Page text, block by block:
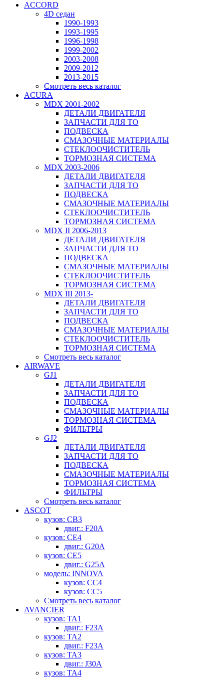
ACCORD
4D седан
1990-1993
1993-1995
1996-1998
1999-2002
2003-2008
2009-2012
2013-2015
Смотреть весь каталог
ACURA
MDX 2001-2002
ДЕТАЛИ ДВИГАТЕЛЯ
ЗАПЧАСТИ ДЛЯ ТО
ПОДВЕСКА
СМАЗОЧНЫЕ МАТЕРИАЛЫ
СТЕКЛООЧИСТИТЕЛЬ
ТОРМОЗНАЯ СИСТЕМА
MDX 2003-2006
ДЕТАЛИ ДВИГАТЕЛЯ
ЗАПЧАСТИ ДЛЯ ТО
ПОДВЕСКА
СМАЗОЧНЫЕ МАТЕРИАЛЫ
СТЕКЛООЧИСТИТЕЛЬ
ТОРМОЗНАЯ СИСТЕМА
MDX II 2006-2013
ДЕТАЛИ ДВИГАТЕЛЯ
ЗАПЧАСТИ ДЛЯ ТО
ПОДВЕСКА
СМАЗОЧНЫЕ МАТЕРИАЛЫ
СТЕКЛООЧИСТИТЕЛЬ
ТОРМОЗНАЯ СИСТЕМА
MDX III 2013-
ДЕТАЛИ ДВИГАТЕЛЯ
ЗАПЧАСТИ ДЛЯ ТО
ПОДВЕСКА
СМАЗОЧНЫЕ МАТЕРИАЛЫ
СТЕКЛООЧИСТИТЕЛЬ
ТОРМОЗНАЯ СИСТЕМА
Смотреть весь каталог
AIRWAVE
GJ1
ДЕТАЛИ ДВИГАТЕЛЯ
ЗАПЧАСТИ ДЛЯ ТО
ПОДВЕСКА
СМАЗОЧНЫЕ МАТЕРИАЛЫ
ТОРМОЗНАЯ СИСТЕМА
ФИЛЬТРЫ
GJ2
ДЕТАЛИ ДВИГАТЕЛЯ
ЗАПЧАСТИ ДЛЯ ТО
ПОДВЕСКА
СМАЗОЧНЫЕ МАТЕРИАЛЫ
ТОРМОЗНАЯ СИСТЕМА
ФИЛЬТРЫ
Смотреть весь каталог
ASCOT
кузов: CB3
двиг.: F20A
кузов: CE4
двиг.: G20A
кузов: CE5
двиг.: G25A
модель: INNOVA
кузов: CC4
кузов: CC5
Смотреть весь каталог
AVANCIER
кузов: TA1
двиг.: F23A
кузов: TA2
двиг.: F23A
кузов: TA3
двиг.: J30A
кузов: TA4